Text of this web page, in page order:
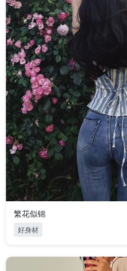
繁花似锦
好身材